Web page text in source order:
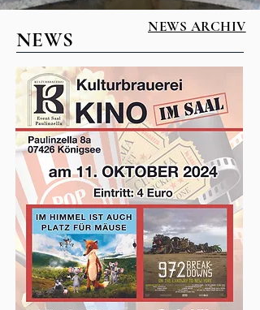
NEWS
NEWS ARCHIV